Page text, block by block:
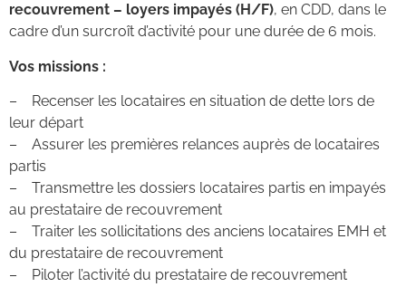
recouvrement – loyers impayés (H/F), en CDD, dans le
cadre d’un surcroît d’activité pour une durée de 6 mois.
Vos missions :
– Recenser les locataires en situation de dette lors de
leur départ
– Assurer les premières relances auprès de locataires
partis
– Transmettre les dossiers locataires partis en impayés
au prestataire de recouvrement
– Traiter les sollicitations des anciens locataires EMH et
du prestataire de recouvrement
– Piloter l’activité du prestataire de recouvrement